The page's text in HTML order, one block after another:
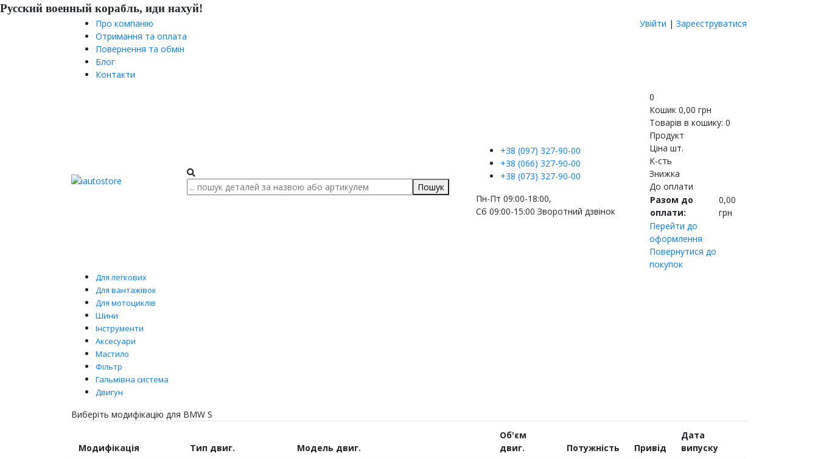
Русский военный корабль, иди нахуй!
Про компанію
Отримання та оплата
Повернення та обмін
Блог
Контакти
Увійти | Зареєструватися
Пошук
+38 (097) 327-90-00
+38 (066) 327-90-00
+38 (073) 327-90-00
Пн-Пт 09:00-18:00,
Сб 09:00-15:00 Зворотний дзвінок
0
Кошик 0,00 грн
Товарів в кошику: 0
Продукт
Ціна шт.
К-сть
Знижка
До оплати
Разом до
оплати:
0,00
грн
Перейти до
оформлення
Повернутися до
покупок
Для легкових
Для вантажівок
Для мотоциклів
Шини
Інструменти
Аксесуари
Мастило
Фільтр
Гальмівна система
Двигун
Виберіть модифікацію для BMW S
Модифікація Тип двиг. Модель двиг.
Об'єм
двиг.
Потужність Привід
Дата
випуску